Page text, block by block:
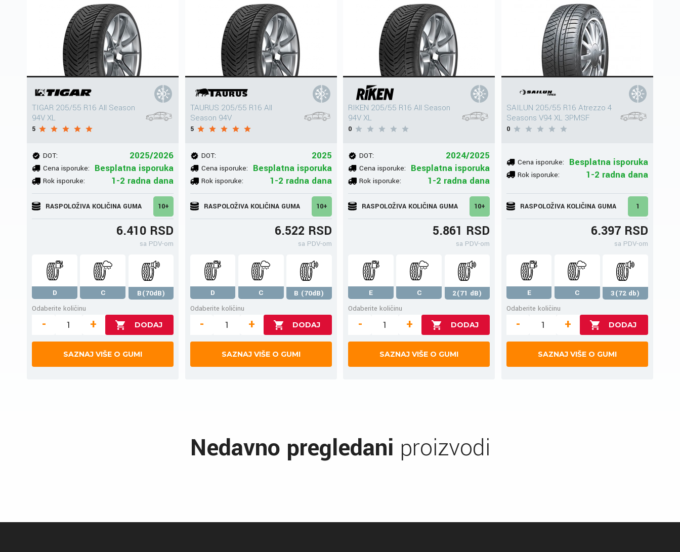
TIGAR 205/55 R16 All Season
94V XL
5
DOT: 2025/2026
Cena isporuke: Besplatna isporuka
Rok isporuke: 1-2 radna dana
RASPOLOŽIVA KOLIČINA GUMA 10+
6.410 RSD
sa PDV-om
D C
B(70dB)
Odaberite količinu
- +
SAZNAJ VIŠE O GUMI
TAURUS 205/55 R16 All
Season 94V
5
DOT: 2025
Cena isporuke: Besplatna isporuka
Rok isporuke: 1-2 radna dana
RASPOLOŽIVA KOLIČINA GUMA 10+
6.522 RSD
sa PDV-om
D C
B (70dB)
Odaberite količinu
- +
SAZNAJ VIŠE O GUMI
RIKEN 205/55 R16 All Season
94V XL
0
DOT: 2024/2025
Cena isporuke: Besplatna isporuka
Rok isporuke: 1-2 radna dana
RASPOLOŽIVA KOLIČINA GUMA 10+
5.861 RSD
sa PDV-om
E C
2(71 dB)
Odaberite količinu
- +
SAZNAJ VIŠE O GUMI
SAILUN 205/55 R16 Atrezzo 4
Seasons V94 XL 3PMSF
0
Cena isporuke: Besplatna isporuka
Rok isporuke: 1-2 radna dana
RASPOLOŽIVA KOLIČINA GUMA 1
6.397 RSD
sa PDV-om
E C
3(72 db)
Odaberite količinu
- +
SAZNAJ VIŠE O GUMI
Nedavno pregledani proizvodi